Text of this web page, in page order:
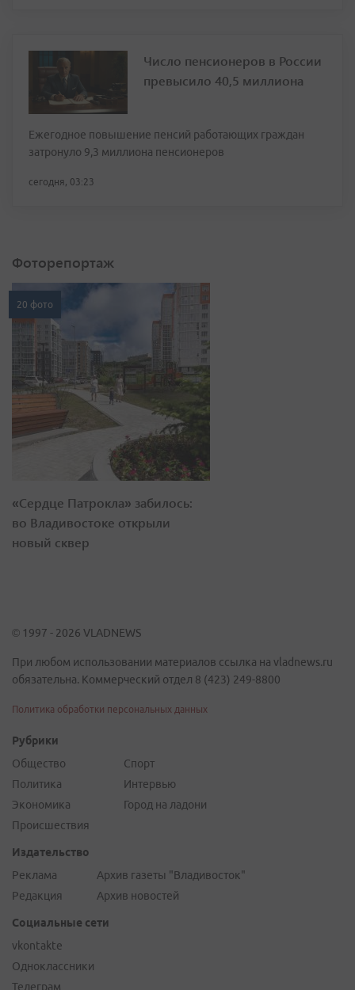
Число пенсионеров в России
превысило 40,5 миллиона
Ежегодное повышение пенсий работающих граждан
затронуло 9,3 миллиона пенсионеров
сегодня, 03:23
Фоторепортаж
20 фото
«Сердце Патрокла» забилось:
во Владивостоке открыли
новый сквер
© 1997 - 2026 VLADNEWS
При любом использовании материалов ссылка на vladnews.ru
обязательна. Коммерческий отдел 8 (423) 249-8800
Политика обработки персональных данных
Рубрики
Общество
Политика
Экономика
Происшествия
Спорт
Интервью
Город на ладони
Издательство
Реклама
Редакция
Архив газеты "Владивосток"
Архив новостей
Социальные сети
vkontakte
Одноклассники
Телеграм